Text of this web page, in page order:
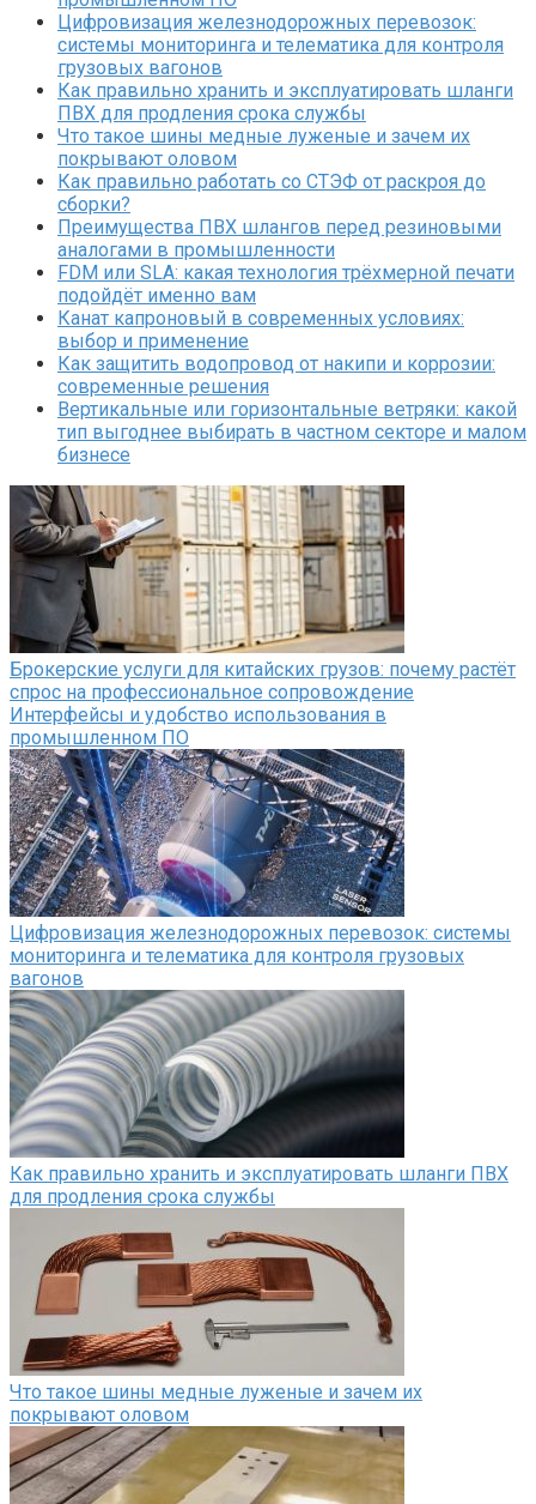
Цифровизация железнодорожных перевозок:
системы мониторинга и телематика для контроля
грузовых вагонов
Как правильно хранить и эксплуатировать шланги
ПВХ для продления срока службы
Что такое шины медные луженые и зачем их
покрывают оловом
Как правильно работать со СТЭФ от раскроя до
сборки?
Преимущества ПВХ шлангов перед резиновыми
аналогами в промышленности
FDM или SLA: какая технология трёхмерной печати
подойдёт именно вам
Канат капроновый в современных условиях:
выбор и применение
Как защитить водопровод от накипи и коррозии:
современные решения
Вертикальные или горизонтальные ветряки: какой
тип выгоднее выбирать в частном секторе и малом
бизнесе
Брокерские услуги для китайских грузов: почему растёт
спрос на профессиональное сопровождение
Интерфейсы и удобство использования в
промышленном ПО
Цифровизация железнодорожных перевозок: системы
мониторинга и телематика для контроля грузовых
вагонов
Как правильно хранить и эксплуатировать шланги ПВХ
для продления срока службы
Что такое шины медные луженые и зачем их
покрывают оловом